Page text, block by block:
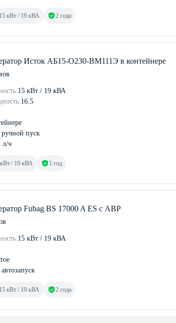
15 кВт / 19 кВА 2 года
Исток АБ15-О230-ВМ111Э в контейнере
15 кВт / 19 кВА
16.5
ручной пуск
л/ч
/ 19 кВА 1 год
Fubag BS 17000 A ES с АВР
15 кВт / 19 кВА
15 кВт / 19 кВА 2 года